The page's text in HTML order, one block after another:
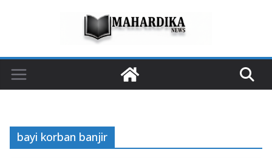
bayi korban banjir